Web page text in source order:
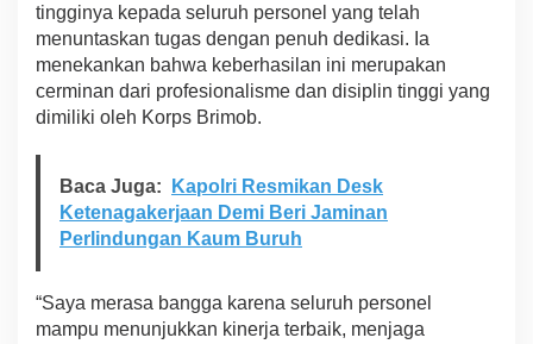
P
a
u
a
tingginya kepada seluruh personel yang telah
menuntaskan tugas dengan penuh dedikasi. Ia
menekankan bahwa keberhasilan ini merupakan
cerminan dari profesionalisme dan disiplin tinggi yang
dimiliki oleh Korps Brimob.
Baca Juga:
Kapolri Resmikan Desk
Ketenagakerjaan Demi Beri Jaminan
Perlindungan Kaum Buruh
“Saya merasa bangga karena seluruh personel
mampu menunjukkan kinerja terbaik, menjaga